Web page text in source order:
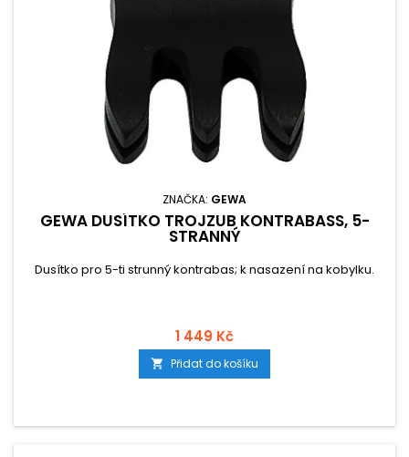
ZNAČKA: GEWA
GEWA DUSÍTKO TROJZUB KONTRABASS, 5-
STRANNÝ
Dusítko pro 5-ti strunný kontrabas; k nasazení na kobylku.
1 449 Kč
 Přidat do košíku